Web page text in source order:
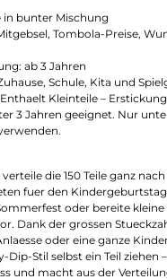
in bunter Mischung
Tombola-Preise,
ab 3 Jahren
Schule, Kita und
Kleinteile –
3 Jahren geeignet. Nur
die 150 Teile ganz
fuer den
oder bereite
Dank der grossen
oder eine ganze
Dip-Stil selbst ein Teil ziehen
und macht aus der